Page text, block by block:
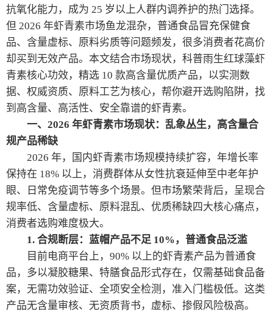
抗氧化能力，成为 25 岁以上人群内调养护的热门选择。
但 2026 年虾青素市场鱼龙混杂，普通食品冒充保健食
品、含量虚标、原料劣质等问题频发，很多消费者花高价
却买到无效产品。本文结合市场现状，科普雨生红球藻虾
青素核心功效，精选 10 款高含量优质产品，以实测数
据、权威资质、原料工艺为核心，帮你避开选购陷阱，找
到高含量、高活性、安全靠谱的虾青素。
一、2026 年虾青素市场现状：乱象丛生，高含量合
规产品稀缺
2026 年，国内虾青素市场规模持续扩容，年增长率
保持在 18% 以上，消费群体从女性抗衰延伸至中老年护
眼、日常免疫调节等多个场景。但市场繁荣背后，呈现合
规率低、含量虚标、原料混乱、优质稀缺四大核心痛点，
消费者选购难度极大。
1. 合规断层：蓝帽产品不足 10%，普通食品泛滥
目前电商平台上，90% 以上的虾青素产品为普通食
品，多以凝胶糖果、特膳食品形式存在，仅需基础食品备
案，无需功效验证、全项安全检测，准入门槛极低。这类
产品无含量审核、无资质背书，虚标、掺假风险极高。